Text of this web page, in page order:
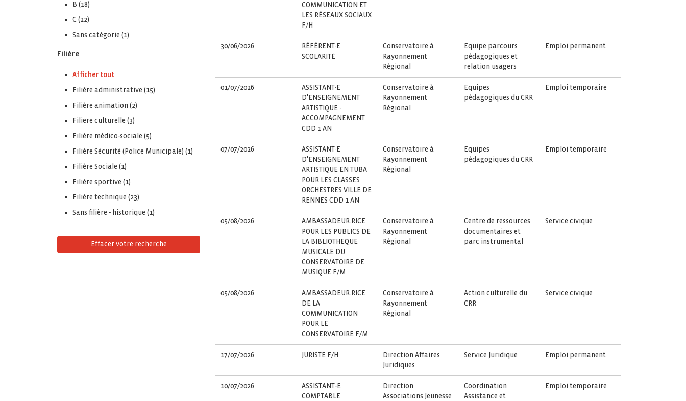
B (18)
C (22)
Sans catégorie (1)
Filière
Afficher tout
Filière administrative (15)
Filière animation (2)
Filiere culturelle (3)
Filière médico-sociale (5)
Filière Sécurité (Police Municipale) (1)
Filière Sociale (1)
Filière sportive (1)
Filière technique (23)
Sans filière - historique (1)
Effacer votre recherche
COMMUNICATION ET
LES RÉSEAUX SOCIAUX
F/H
30/06/2026
RÉFÉRENT·E
SCOLARITÉ
Conservatoire à
Rayonnement
Régional
Equipe parcours
pédagogiques et
relation usagers
Emploi permanent
01/07/2026
ASSISTANT·E
D'ENSEIGNEMENT
ARTISTIQUE -
ACCOMPAGNEMENT
CDD 1 AN
Conservatoire à
Rayonnement
Régional
Equipes
pédagogiques du CRR
Emploi temporaire
07/07/2026
ASSISTANT·E
D'ENSEIGNEMENT
ARTISTIQUE EN TUBA
POUR LES CLASSES
ORCHESTRES VILLE DE
RENNES CDD 1 AN
Conservatoire à
Rayonnement
Régional
Equipes
pédagogiques du CRR
Emploi temporaire
05/08/2026
AMBASSADEUR.RICE
POUR LES PUBLICS DE
LA BIBLIOTHEQUE
MUSICALE DU
CONSERVATOIRE DE
MUSIQUE F/M
Conservatoire à
Rayonnement
Régional
Centre de ressources
documentaires et
parc instrumental
Service civique
05/08/2026
AMBASSADEUR.RICE
DE LA
COMMUNICATION
POUR LE
CONSERVATOIRE F/M
Conservatoire à
Rayonnement
Régional
Action culturelle du
CRR
Service civique
17/07/2026 JURISTE F/H
Direction Affaires
Juridiques
Service Juridique Emploi permanent
10/07/2026
ASSISTANT-E
COMPTABLE
Direction
Associations Jeunesse
Coordination
Assistance et
Emploi temporaire